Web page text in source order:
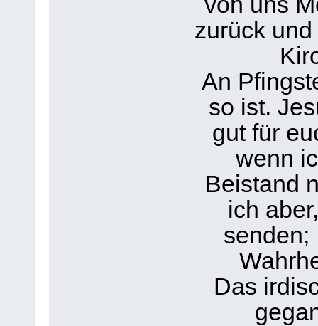
zurück
An
so ist.
gut für
wenn
Beistand
ich
senden;
Das